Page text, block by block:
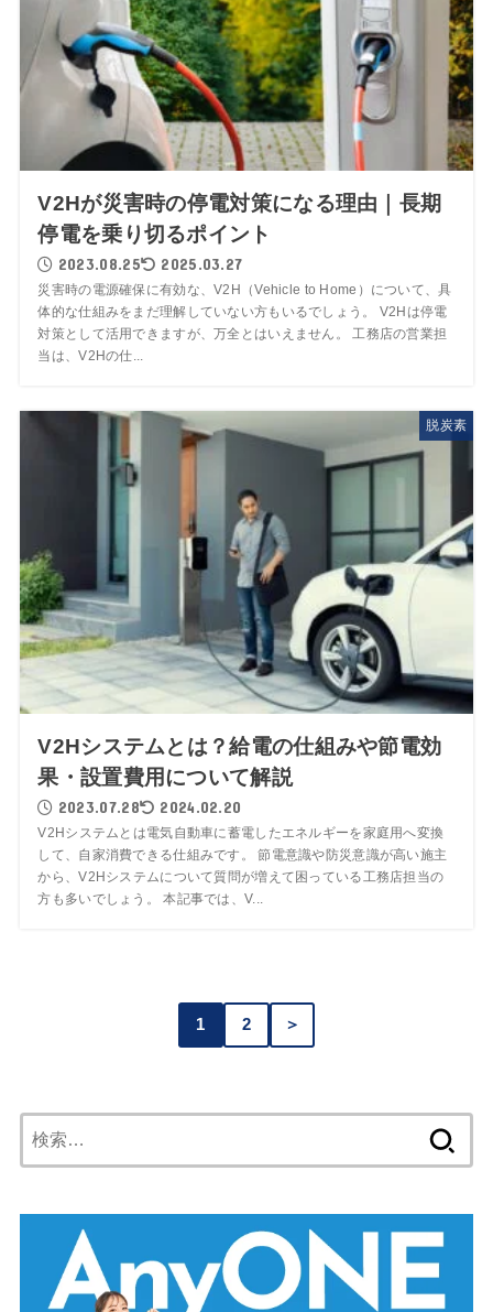
V2Hが災害時の停電対策になる理由｜長期
停電を乗り切るポイント
2023.08.25 2025.03.27
災害時の電源確保に有効な、V2H（Vehicle to Home）について、具
体的な仕組みをまだ理解していない方もいるでしょう。 V2Hは停電
対策として活用できますが、万全とはいえません。 工務店の営業担
当は、V2Hの仕...
脱炭素
V2Hシステムとは？給電の仕組みや節電効
果・設置費用について解説
2023.07.28 2024.02.20
V2Hシステムとは電気自動車に蓄電したエネルギーを家庭用へ変換
して、自家消費できる仕組みです。 節電意識や防災意識が高い施主
から、V2Hシステムについて質問が増えて困っている工務店担当の
方も多いでしょう。 本記事では、V...
1 2 ＞
索: